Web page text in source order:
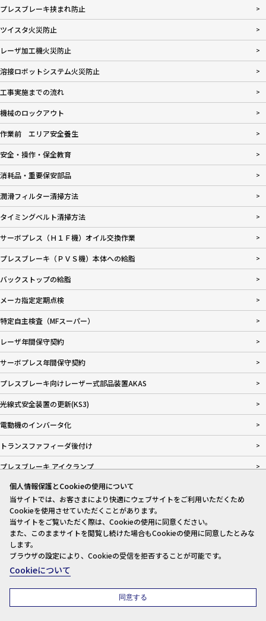
プレスブレーキ挟まれ防止
ツイスタ火災防止
レーザ加工機火災防止
溶接ロボットシステム火災防止
工事実施までの流れ
機械のロックアウト
作業前 エリア安全養生
安全・操作・保全教育
消耗品・重要保安部品
潤滑フィルター清掃方法
タイミングベルト清掃方法
サーボプレス（Ｈ１Ｆ機）オイル交換作業
プレスブレーキ（ＰＶＳ機）本体への給脂
バックストップの給脂
メーカ指定定期点検
特定自主検査（MFスーパー）
レーザ年間保守契約
サーボプレス年間保守契約
プレスブレーキ向けレーザー式部品装置AKAS
光線式安全装置の更新(KS3)
電動機のインバータ化
トランスファフィーダ後付け
プレスブレーキ アイクランプ
ベンディングサポート
オーナコントローラＲＲ
リンクコントローラＲ
シーケンサリプレース
NC装置リプレース
プレスコントローラSIT-IVへリニューアル
個人情報保護とCookieの使用について
当サイトでは、お客さまにより快適にウェブサイトをご利用いただくため
Cookieを使用させていただくことがあります。
当サイトをご覧いただく際は、Cookieの使用に同意ください。
また、このままサイトを閲覧し続けた場合もCookieの使用に同意したとみな
します。
ブラウザの設定により、Cookieの受信を拒否することが可能です。
Cookieについて